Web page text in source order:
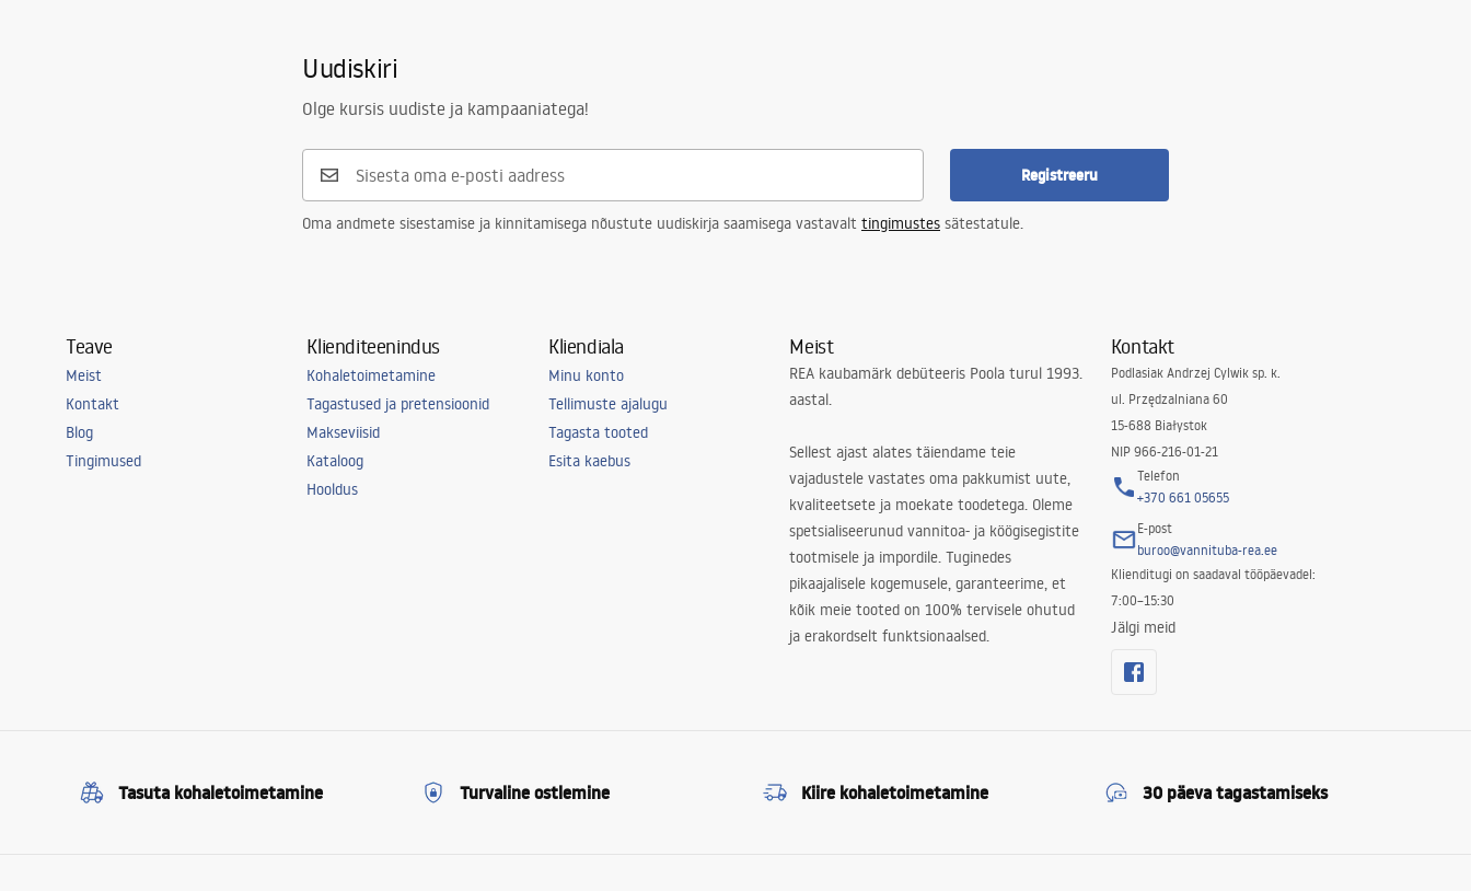
Uudiskiri
Olge kursis uudiste ja kampaaniatega!
Registreeru
Oma andmete sisestamise ja kinnitamisega nõustute uudiskirja saamisega vastavalt tingimustes sätestatule.
Teave
Meist
Kontakt
Blog
Tingimused
Klienditeenindus
Kohaletoimetamine
Tagastused ja pretensioonid
Makseviisid
Kataloog
Hooldus
Kliendiala
Minu konto
Tellimuste ajalugu
Tagasta tooted
Esita kaebus
Meist
REA kaubamärk debüteeris Poola turul 1993.
aastal.
Sellest ajast alates täiendame teie
vajadustele vastates oma pakkumist uute,
kvaliteetsete ja moekate toodetega. Oleme
spetsialiseerunud vannitoa- ja köögisegistite
tootmisele ja impordile. Tuginedes
pikaajalisele kogemusele, garanteerime, et
kõik meie tooted on 100% tervisele ohutud
ja erakordselt funktsionaalsed.
Kontakt
Podlasiak Andrzej Cylwik sp. k.
ul. Przędzalniana 60
15-688 Białystok
NIP 966-216-01-21
Telefon
+370 661 05655
E-post
buroo@vannituba-rea.ee
Klienditugi on saadaval tööpäevadel:
7:00–15:30
Jälgi meid
Tasuta kohaletoimetamine Turvaline ostlemine Kiire kohaletoimetamine 30 päeva tagastamiseks